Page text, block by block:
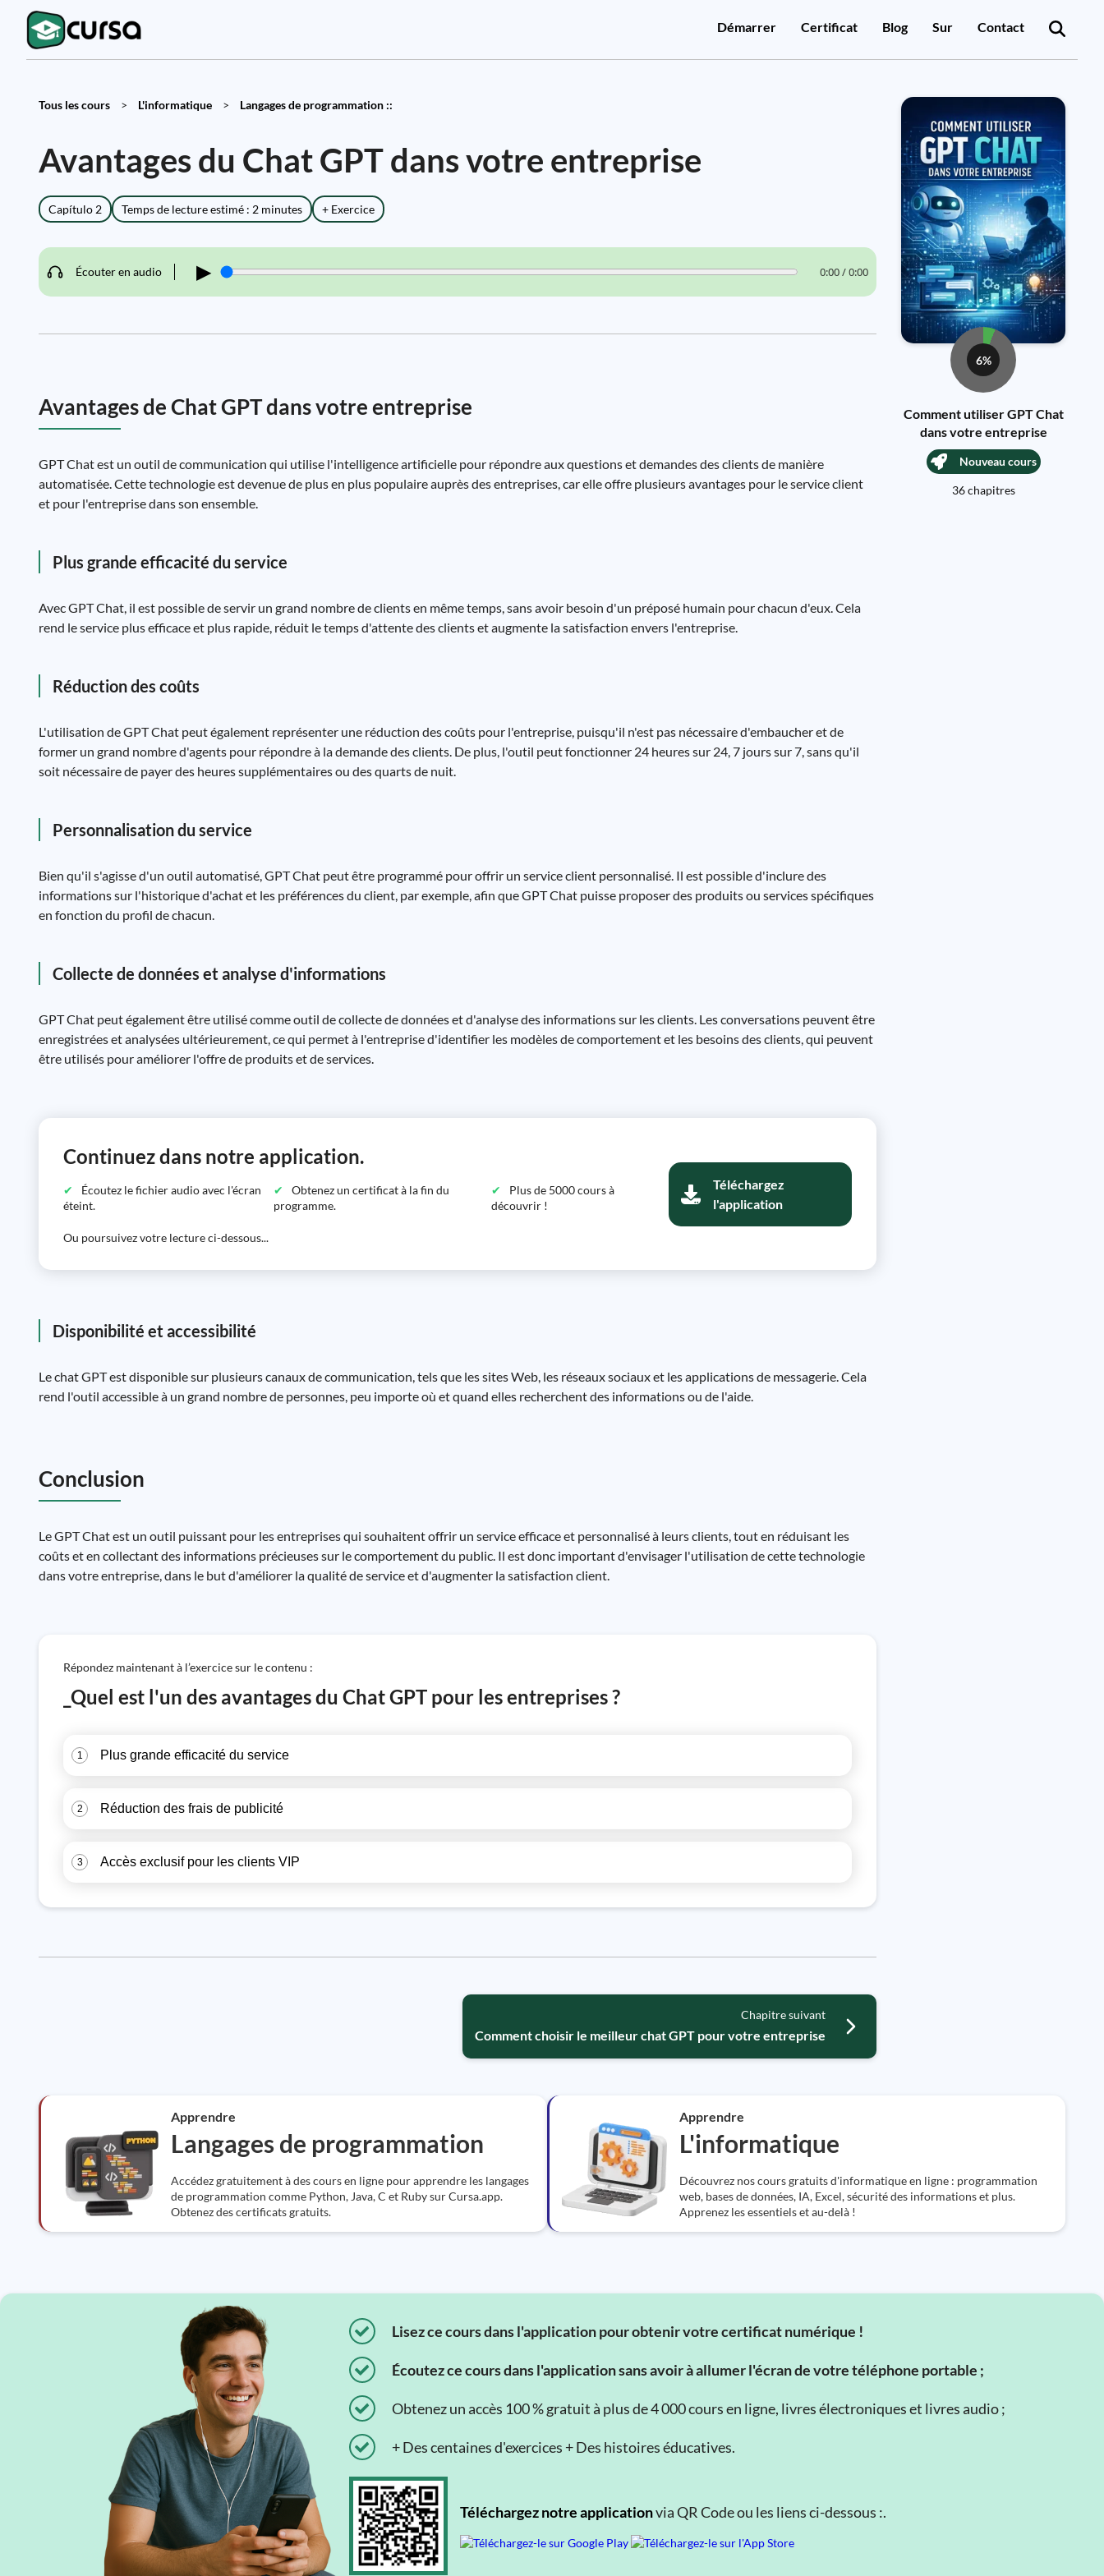
Démarrer Certificat Blog Sur Contact
Tous les cours > L'informatique > Langages de programmation ::
Avantages du Chat GPT dans votre entreprise
Capítulo 2 Temps de lecture estimé : 2 minutes + Exercice
Écouter en audio ▶ 0:00 / 0:00
Avantages de Chat GPT dans votre entreprise
GPT Chat est un outil de communication qui utilise l'intelligence artificielle pour répondre aux questions et demandes des clients de manière
automatisée. Cette technologie est devenue de plus en plus populaire auprès des entreprises, car elle offre plusieurs avantages pour le service client
et pour l'entreprise dans son ensemble.
Plus grande efficacité du service
Avec GPT Chat, il est possible de servir un grand nombre de clients en même temps, sans avoir besoin d'un préposé humain pour chacun d'eux. Cela
rend le service plus efficace et plus rapide, réduit le temps d'attente des clients et augmente la satisfaction envers l'entreprise.
Réduction des coûts
L'utilisation de GPT Chat peut également représenter une réduction des coûts pour l'entreprise, puisqu'il n'est pas nécessaire d'embaucher et de
former un grand nombre d'agents pour répondre à la demande des clients. De plus, l'outil peut fonctionner 24 heures sur 24, 7 jours sur 7, sans qu'il
soit nécessaire de payer des heures supplémentaires ou des quarts de nuit.
Personnalisation du service
Bien qu'il s'agisse d'un outil automatisé, GPT Chat peut être programmé pour offrir un service client personnalisé. Il est possible d'inclure des
informations sur l'historique d'achat et les préférences du client, par exemple, afin que GPT Chat puisse proposer des produits ou services spécifiques
en fonction du profil de chacun.
Collecte de données et analyse d'informations
GPT Chat peut également être utilisé comme outil de collecte de données et d'analyse des informations sur les clients. Les conversations peuvent être
enregistrées et analysées ultérieurement, ce qui permet à l'entreprise d'identifier les modèles de comportement et les besoins des clients, qui peuvent
être utilisés pour améliorer l'offre de produits et de services.
Continuez dans notre application.
Écoutez le fichier audio avec l'écran
éteint.
Obtenez un certificat à la fin du
programme.
Plus de 5000 cours à
découvrir !
Ou poursuivez votre lecture ci-dessous...
Téléchargez
l'application
Disponibilité et accessibilité
Le chat GPT est disponible sur plusieurs canaux de communication, tels que les sites Web, les réseaux sociaux et les applications de messagerie. Cela
rend l'outil accessible à un grand nombre de personnes, peu importe où et quand elles recherchent des informations ou de l'aide.
Conclusion
Le GPT Chat est un outil puissant pour les entreprises qui souhaitent offrir un service efficace et personnalisé à leurs clients, tout en réduisant les
coûts et en collectant des informations précieuses sur le comportement du public. Il est donc important d'envisager l'utilisation de cette technologie
dans votre entreprise, dans le but d'améliorer la qualité de service et d'augmenter la satisfaction client.
Répondez maintenant à l’exercice sur le contenu :
_Quel est l'un des avantages du Chat GPT pour les entreprises ?
1 Plus grande efficacité du service
2 Réduction des frais de publicité
3 Accès exclusif pour les clients VIP
Chapitre suivant
Comment choisir le meilleur chat GPT pour votre entreprise
6%
Comment utiliser GPT Chat
dans votre entreprise
Nouveau cours
36 chapitres
Apprendre
Langages de programmation
Accédez gratuitement à des cours en ligne pour apprendre les langages
de programmation comme Python, Java, C et Ruby sur Cursa.app.
Obtenez des certificats gratuits.
Apprendre
L'informatique
Découvrez nos cours gratuits d'informatique en ligne : programmation
web, bases de données, IA, Excel, sécurité des informations et plus.
Apprenez les essentiels et au-delà !
Lisez ce cours dans l'application pour obtenir votre certificat numérique !
Écoutez ce cours dans l'application sans avoir à allumer l'écran de votre téléphone portable ;
Obtenez un accès 100 % gratuit à plus de 4 000 cours en ligne, livres électroniques et livres audio ;
+ Des centaines d'exercices + Des histoires éducatives.
Téléchargez notre applicationvia QR Code ou les liens ci-dessous :.